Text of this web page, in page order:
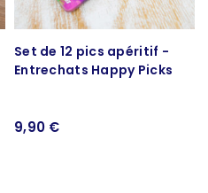
Set de 12 pics apéritif -
Entrechats Happy Picks
9,90 €